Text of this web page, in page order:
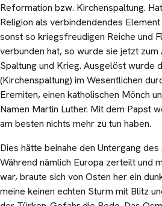
Reformation bzw. Kirchenspaltung.
Religion als verbindendendes
sonst so kriegsfreudigen Reiche und
verbunden hat, so wurde sie jetzt
Spaltung und Krieg. Ausgelöst wurde
(Kirchenspaltung) im Wesentlichen
Eremiten, einen katholischen Mönch
Namen Martin Luther. Mit dem Papst
am besten nichts mehr zu tun haben.
Dies hätte beinahe den Untergang
Während nämlich Europa zerteilt und
war, braute sich von Osten her ein
meine keinen echten Sturm mit Blitz